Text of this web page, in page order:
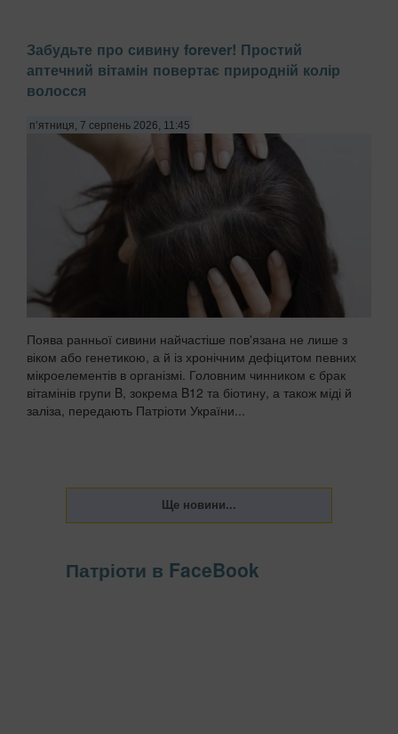
Забудьте про сивину forever! Простий
аптечний вітамін повертає природній колір
волосся
п’ятниця, 7 серпень 2026, 11:45
Поява ранньої сивини найчастіше пов'язана не лише з
віком або генетикою, а й із хронічним дефіцитом певних
мікроелементів в організмі. Головним чинником є брак
вітамінів групи B, зокрема B12 та біотину, а також міді й
заліза, передають Патріоти України...
Патріоти в FaceBook